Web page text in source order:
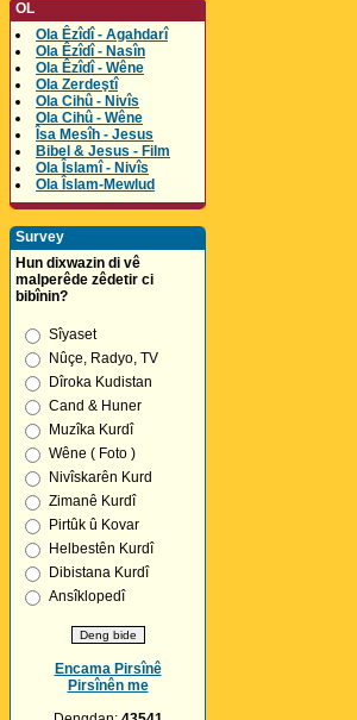
OL
Ola Êzîdî - Agahdarî
Ola Êzîdî - Nasîn
Ola Êzîdî - Wêne
Ola Zerdeştî
Ola Cihû - Nivîs
Ola Cihû - Wêne
Îsa Mesîh - Jesus
Bibel & Jesus - Film
Ola Îslamî - Nivîs
Ola Îslam-Mewlud
Survey
Hun dixwazin di vê
malperêde zêdetir ci
bibînin?
Sîyaset
Nûçe, Radyo, TV
Dîroka Kudistan
Cand & Huner
Muzîka Kurdî
Wêne ( Foto )
Nivîskarên Kurd
Zimanê Kurdî
Pirtûk û Kovar
Helbestên Kurdî
Dibistana Kurdî
Ansîklopedî
Encama Pirsînê
Pirsînên me